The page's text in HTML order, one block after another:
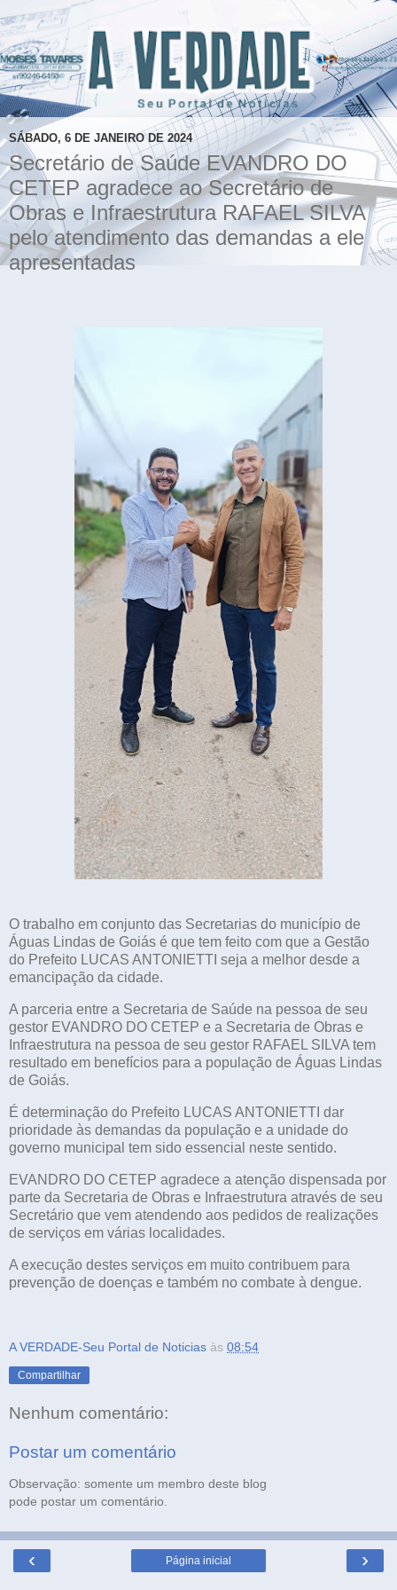
SÁBADO, 6 DE JANEIRO DE 2024
Secretário de Saúde EVANDRO DO
CETEP agradece ao Secretário de
Obras e Infraestrutura RAFAEL SILVA
pelo atendimento das demandas a ele
apresentadas
O trabalho em conjunto das Secretarias do município de
Águas Lindas de Goiás é que tem feito com que a Gestão
do Prefeito LUCAS ANTONIETTI seja a melhor desde a
emancipação da cidade.
A parceria entre a Secretaria de Saúde na pessoa de seu
gestor EVANDRO DO CETEP e a Secretaria de Obras e
Infraestrutura na pessoa de seu gestor RAFAEL SILVA tem
resultado em benefícios para a população de Águas Lindas
de Goiás.
É determinação do Prefeito LUCAS ANTONIETTI dar
prioridade às demandas da população e a unidade do
governo municipal tem sido essencial neste sentido.
EVANDRO DO CETEP agradece a atenção dispensada por
parte da Secretaria de Obras e Infraestrutura através de seu
Secretário que vem atendendo aos pedidos de realizações
de serviços em várias localidades.
A execução destes serviços em muito contribuem para
prevenção de doenças e também no combate à dengue.
A VERDADE-Seu Portal de Noticias às 08:54
Compartilhar
Nenhum comentário:
Postar um comentário
Observação: somente um membro deste blog
pode postar um comentário.
‹ ›
Página inicial